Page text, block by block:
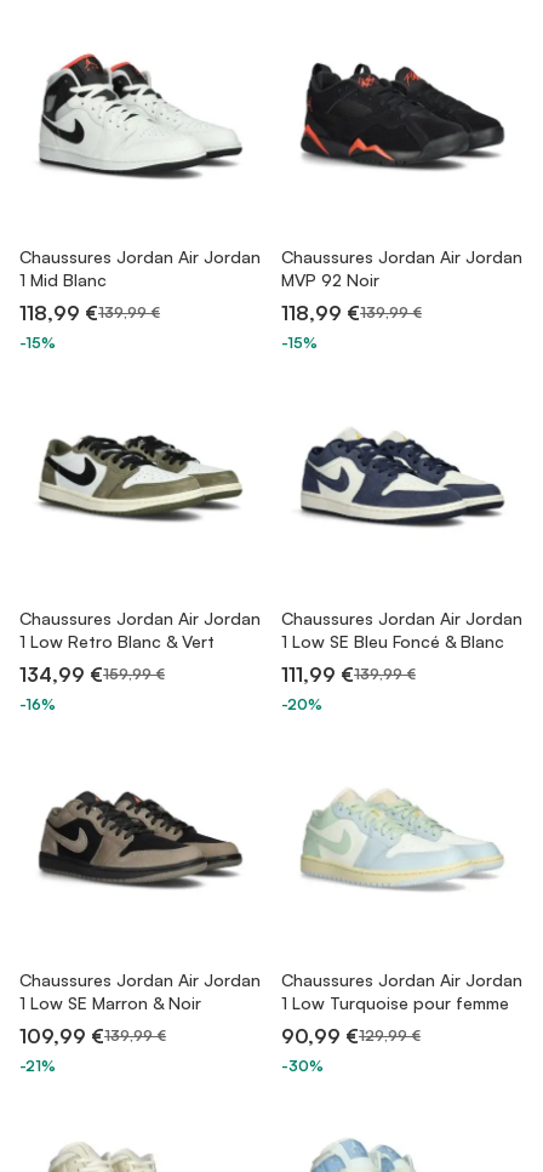
Chaussures Jordan Air Jordan
1 Mid Blanc
118,99 €139,99 €
-15%
Chaussures Jordan Air Jordan
MVP 92 Noir
118,99 €139,99 €
-15%
Chaussures Jordan Air Jordan
1 Low Retro Blanc & Vert
134,99 €159,99 €
-16%
Chaussures Jordan Air Jordan
1 Low SE Bleu Foncé & Blanc
111,99 €139,99 €
-20%
Chaussures Jordan Air Jordan
1 Low SE Marron & Noir
109,99 €139,99 €
-21%
Chaussures Jordan Air Jordan
1 Low Turquoise pour femme
90,99 €129,99 €
-30%